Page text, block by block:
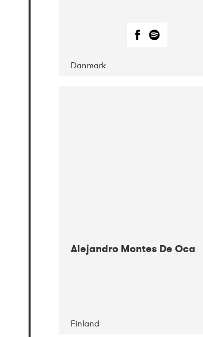
Danmark
Alejandro Montes De Oca
Finland